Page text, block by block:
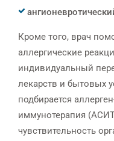
Кроме того, врач
аллергические
индивидуальный
лекарств и бытовых
подбирается
иммунотерапия
чувствительность